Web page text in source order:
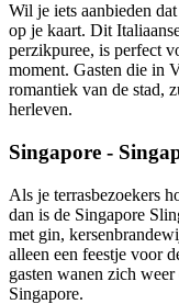
Wil je iets aanbieden
op je kaart. Dit
perzikpuree, is perfect
moment. Gasten die in
romantiek van de stad,
herleven.
Singapore -
Als je terrasbezoekers
dan is de Singapore
met gin,
alleen een feestje voor
gasten wanen zich
Singapore.